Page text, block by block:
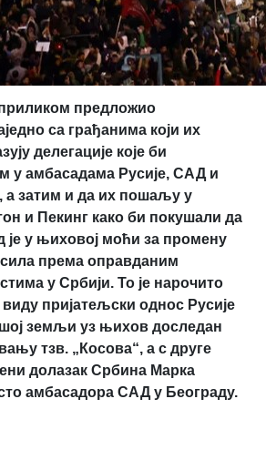
предложио
са грађанима који их
делегације које би
у амбасадама Русије, САД и
а затим и да их пошаљу у
и Пекинг како би покушали да
је у њиховој моћи за промену
према оправданим
у Србији. То је нарочито
пријатељски однос Русије
земљи уз њихов доследан
тзв. „Косова“, а с друге
долазак Србина Марка
амбасадора САД у Београду.